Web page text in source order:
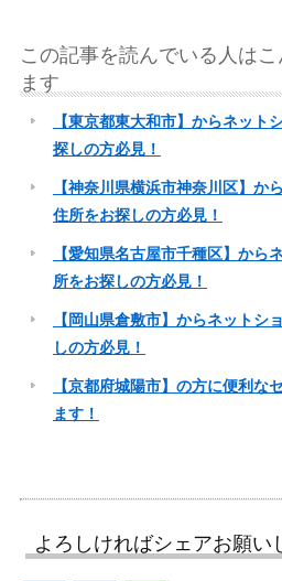
この記事を読んでいる人は
ます
【東京都東大和市】からネット
探しの方必見！
【神奈川県横浜市神奈川区】か
住所をお探しの方必見！
【愛知県名古屋市千種区】から
所をお探しの方必見！
【岡山県倉敷市】からネットシ
しの方必見！
【京都府城陽市】の方に便利な
ます！
よろしければシェアお願い